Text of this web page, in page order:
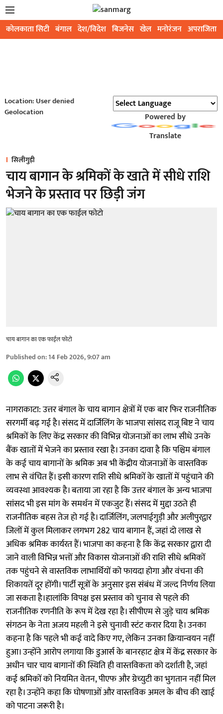
कोलकाता सिटी बंगाल देश/विदेश बिजनेस खेल मनोरंजन अपराजिता
Location: User denied
Geolocation
Powered by
Translate
सिलीगुड़ी
चाय बागान के श्रमिकों के खाते में सीधे राशि
भेजने के प्रस्ताव पर छिड़ी जंग
चाय बागान का एक फाईल फोटो
Published on:14 Feb 2026, 9:07 am
नागराकाटा: उत्तर बंगाल के चाय बागान क्षेत्रों में एक बार फिर राजनीतिक
सरगर्मी बढ़ गई है। संसद में दार्जिलिंग के भाजपा सांसद राजू बिष्ट ने चाय
श्रमिकों के लिए केंद्र सरकार की विभिन्न योजनाओं का लाभ सीधे उनके
बैंक खातों में भेजने का प्रस्ताव रखा है। उनका दावा है कि पश्चिम बंगाल
के कई चाय बागानों के श्रमिक अब भी केंद्रीय योजनाओं के वास्तविक
लाभ से वंचित हैं। इसी कारण राशि सीधे श्रमिकों के खातों में पहुंचाने की
व्यवस्था आवश्यक है। बताया जा रहा है कि उत्तर बंगाल के अन्य भाजपा
सांसद भी इस मांग के समर्थन में एकजुट हैं। संसद में मुद्दा उठते ही
राजनीतिक बहस तेज हो गई है। दार्जिलिंग, जलपाईगुड़ी और अलीपुरद्वार
जिलों में कुल मिलाकर लगभग 282 चाय बागान हैं, जहां दो लाख से
अधिक श्रमिक कार्यरत हैं। भाजपा का कहना है कि केंद्र सरकार द्वारा दी
जाने वाली विभिन्न भत्तों और विकास योजनाओं की राशि सीधे श्रमिकों
तक पहुंचने से वास्तविक लाभार्थियों को फायदा होगा और वंचना की
शिकायतें दूर होंगी। पार्टी सूत्रों के अनुसार इस संबंध में जल्द निर्णय लिया
जा सकता है।हालांकि विपक्ष इस प्रस्ताव को चुनाव से पहले की
राजनीतिक रणनीति के रूप में देख रहा है। सीपीएम से जुड़े चाय श्रमिक
संगठन के नेता अजय महली ने इसे चुनावी स्टंट करार दिया है। उनका
कहना है कि पहले भी कई वादे किए गए, लेकिन उनका क्रियान्वयन नहीं
हुआ। उन्होंने आरोप लगाया कि डुआर्स के बानरहाट क्षेत्र में केंद्र सरकार के
अधीन चार चाय बागानों की स्थिति ही वास्तविकता को दर्शाती है, जहां
कई श्रमिकों को नियमित वेतन, पीएफ और ग्रेच्युटी का भुगतान नहीं मिल
रहा है। उन्होंने कहा कि घोषणाओं और वास्तविक अमल के बीच की खाई
को पाटना जरूरी है।